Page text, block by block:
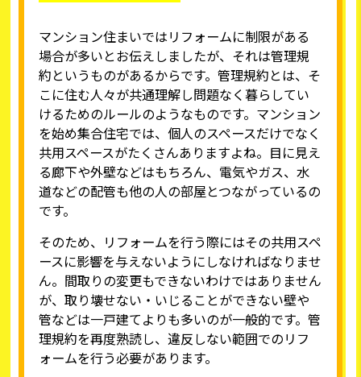
マンション住まいではリフォームに制限がある
場合が多いとお伝えしましたが、それは管理規
約というものがあるからです。管理規約とは、そ
こに住む人々が共通理解し問題なく暮らしてい
けるためのルールのようなものです。マンション
を始め集合住宅では、個人のスペースだけでなく
共用スペースがたくさんありますよね。目に見え
る廊下や外壁などはもちろん、電気やガス、水
道などの配管も他の人の部屋とつながっているの
です。
そのため、リフォームを行う際にはその共用スペ
ースに影響を与えないようにしなければなりませ
ん。間取りの変更もできないわけではありません
が、取り壊せない・いじることができない壁や
管などは一戸建てよりも多いのが一般的です。管
理規約を再度熟読し、違反しない範囲でのリフ
ォームを行う必要があります。